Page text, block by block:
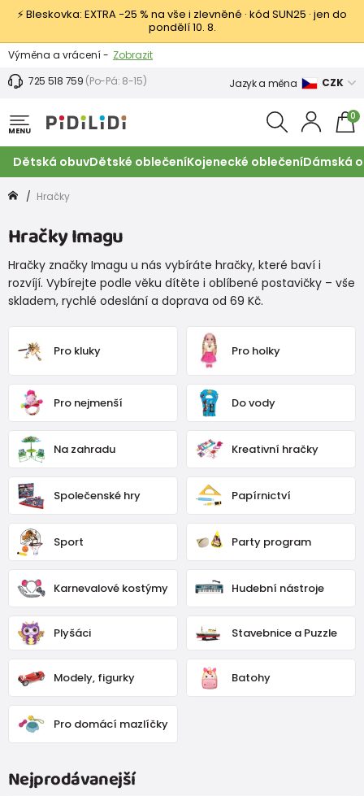
⚡ Bleskovka: EXTRA −25 % na vše i zlevněné · kód SUN25 · jen do
pondělí 10. 8.
Výměna a vrácení - Zobrazit
Sleva 100 Kč na první nákup -
725 518 759 (Po-Pá: 8-15) Jazyk a měna CZK
MENU
0
Dětská obuvDětské oblečeníKojenecké oblečeníDámská
Hračky
Hračky Imagu
Hračky značky Imagu u nás vybíráte hračky, které baví i
rozvíjí. Vybírejte podle věku dítěte i oblíbené postavičky – vše
skladem, rychlé odeslání a doprava od 69 Kč.
Pro kluky Pro holky
Pro nejmenší Do vody
Na zahradu Kreativní hračky
Společenské hry Papírnictví
Sport Party program
Karnevalové kostýmy Hudební nástroje
Plyšáci Stavebnice a Puzzle
Modely, figurky Batohy
Pro domácí mazlíčky
Nejprodávanejší